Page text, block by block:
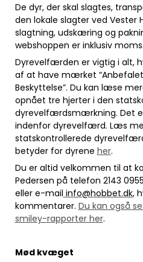
De dyr, der skal slagtes,
den lokale slagter ved Vester
slagtning, udskæring og
webshoppen er inklusiv moms.
Dyrevelfærden er vigtig i alt,
af at have mærket
Beskyttelse”. Du kan læse
opnået tre hjerter i den
dyrevelfærdsmærkning. Det
indenfor dyrevelfærd. Læs
statskontrollerede
betyder for dyrene her.
Du er altid velkommen til at
Pedersen på telefon 2143
eller e-mail info@hobbet.dk,
kommentarer. Du kan også
smiley-rapporter her.
Mød kvæget